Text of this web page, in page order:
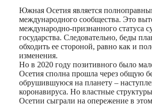
Южная Осетия является
международного сообщества. Это
международно-признанного статуса
государства. Следовательно, беды
обходить ее стороной, равно как и
изменения.
Но в 2020 году позитивного было
Осетия сполна прошла через общую
обрушившуюся на планету –
коронавируса. Но властные
Осетии сыграли на опережение в